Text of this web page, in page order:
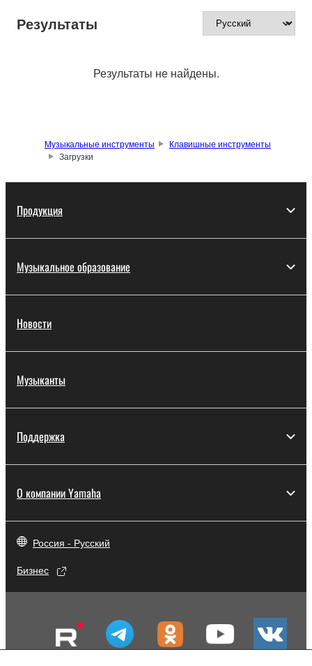
Результаты
Результаты не найдены.
Музыкальные инструменты
Клавишные инструменты
Загрузки
Продукция
Музыкальное образование
Новости
Музыканты
Поддержка
О компании Yamaha
Россия - Русский
Бизнес